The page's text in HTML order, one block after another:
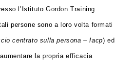
l’Istituto Gordon Training
persone sono a loro volta formati
centrato sulla persona –Iacp) ed
la propria efficacia